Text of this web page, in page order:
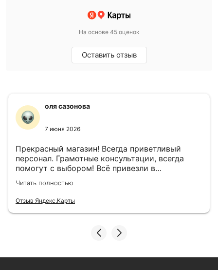
На основе 45 оценок
Оставить отзыв
оля сазонова
7 июня 2026
Прекрасный магазин! Всегда приветливый
персонал. Грамотные консультации, всегда
помогут с выбором! Всё привезли в
назначенный день!
Читать полностью
Отзыв Яндекс.Карты